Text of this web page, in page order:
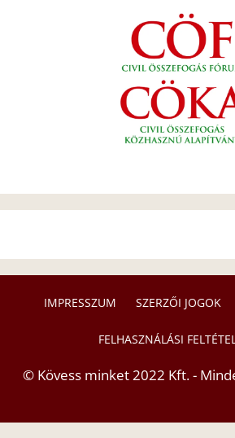
IMPRESSZUM SZERZŐI JOGOK
FELHASZNÁLÁSI
© Kövess minket 2022 Kft. -